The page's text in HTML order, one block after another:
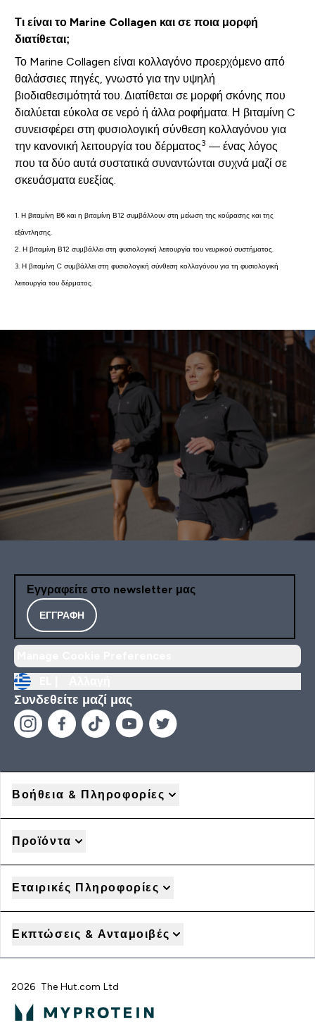
Τι είναι το Marine Collagen και σε ποια μορφή
διατίθεται;
Το Marine Collagen είναι κολλαγόνο προερχόμενο από
θαλάσσιες πηγές, γνωστό για την υψηλή
βιοδιαθεσιμότητά του. Διατίθεται σε μορφή σκόνης που
διαλύεται εύκολα σε νερό ή άλλα ροφήματα. Η βιταμίνη C
συνεισφέρει στη φυσιολογική σύνθεση κολλαγόνου για
την κανονική λειτουργία του δέρματος3 — ένας λόγος
που τα δύο αυτά συστατικά συναντώνται συχνά μαζί σε
σκευάσματα ευεξίας.
1. Η βιταμίνη Β6 και η βιταμίνη Β12 συμβάλλουν στη μείωση της κούρασης και της
εξάντλησης.
2. Η βιταμίνη Β12 συμβάλλει στη φυσιολογική λειτουργία του νευρικού συστήματος.
3. Η βιταμίνη C συμβάλλει στη φυσιολογική σύνθεση κολλαγόνου για τη φυσιολογική
λειτουργία του δέρματος.
Εγγραφείτε στο newsletter μας
ΕΓΓΡΑΦΉ
Συνδεθείτε μαζί μας
Βοήθεια & Πληροφορίες
Προϊόντα
Εταιρικές Πληροφορίες
Εκπτώσεις & Ανταμοιβές
2026 The Hut.com Ltd